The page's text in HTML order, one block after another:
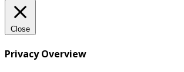
Close
Privacy Overview